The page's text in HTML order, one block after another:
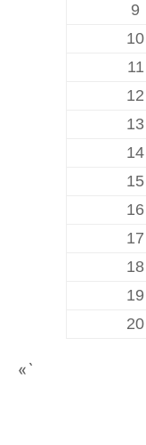
9
10
11
12
13
14
15
16
17
18
19
20
«`